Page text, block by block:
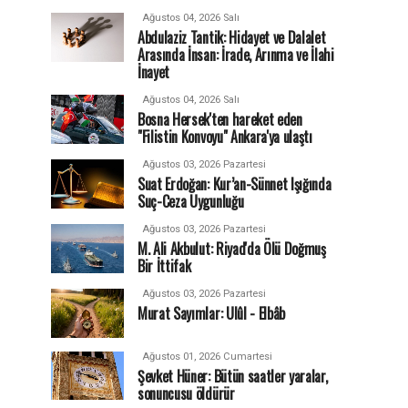
Ağustos 04, 2026 Salı
Abdulaziz Tantik: Hidayet ve Dalalet
Arasında İnsan: İrade, Arınma ve İlahi
İnayet
Ağustos 04, 2026 Salı
Bosna Hersek'ten hareket eden
"Filistin Konvoyu" Ankara'ya ulaştı
Ağustos 03, 2026 Pazartesi
Suat Erdoğan: Kur’an-Sünnet Işığında
Suç-Ceza Uygunluğu
Ağustos 03, 2026 Pazartesi
M. Ali Akbulut: Riyad'da Ölü Doğmuş
Bir İttifak
Ağustos 03, 2026 Pazartesi
Murat Sayımlar: Ulûl - Elbâb
Ağustos 01, 2026 Cumartesi
Şevket Hüner: Bütün saatler yaralar,
sonuncusu öldürür